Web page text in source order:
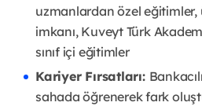
uzmanlardan özel eğitimler,
imkanı, Kuveyt Türk
sınıf içi eğitimler
Kariyer Fırsatları:
sahada öğrenerek fark